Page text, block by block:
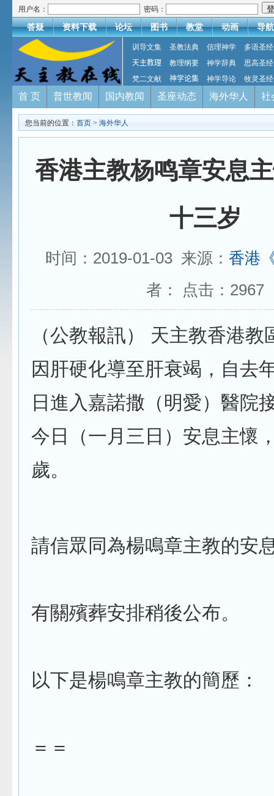
用户名： 密码：
答疑 资料下载 论坛 图书 教堂 动画 导航
训导文集 圣教法典 信理神学
多语圣经
天主教理
教理纲要 神学辞典
思高圣经
梵二文献
神学论集 神学导论 牧灵圣经
首 页 普世教闻 国内教闻 圣座动态 海外华人 社
您当前的位置： 首页 > 海外华人
香港主教杨鸣章安息
十三岁
时间：2019-01-03 来源： 香港
者： 点击： 2967
（公教報訊） 天主教香港教
因肝硬化導至肝衰竭，自去
日進入嘉諾撒（明愛）醫院
今日（一月三日）安息主懷
歲。
請信眾同為楊鳴章主教的安
有關殯葬安排稍後公布。
以下是楊鳴章主教的簡歷：
＝＝